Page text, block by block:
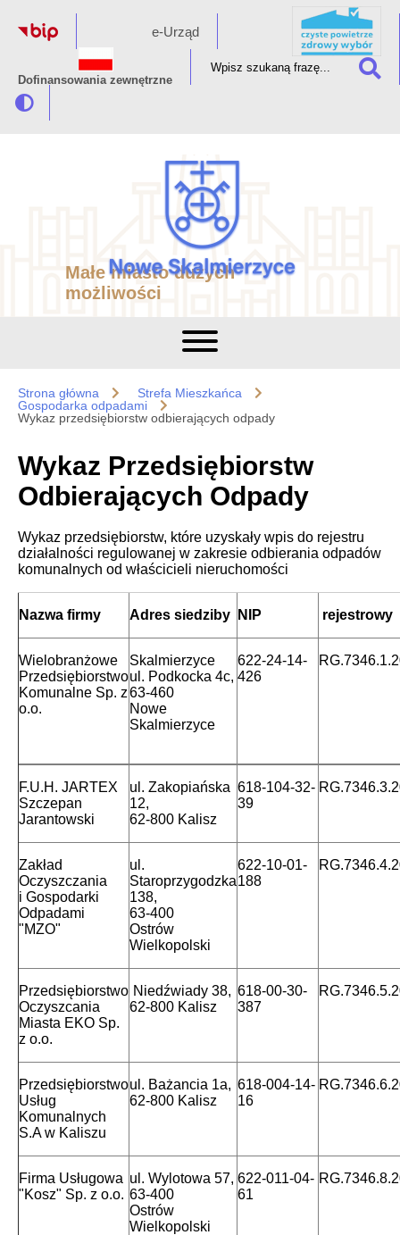
e-Urząd
Dofinansowania zewnętrzne
Małe miasto dużych
możliwości
Strona główna
Strefa Mieszkańca
Gospodarka odpadami
Wykaz przedsiębiorstw odbierających odpady
Wykaz Przedsiębiorstw
Odbierających Odpady
Wykaz przedsiębiorstw, które uzyskały wpis do rejestru
działalności regulowanej w zakresie odbierania odpadów
komunalnych od właścicieli nieruchomości
Nazwa firmy Adres siedziby NIP rejestrowy
Wielobranżowe
Przedsiębiorstwo
Komunalne Sp. z
o.o.
Skalmierzyce
ul. Podkocka 4c,
63-460
Nowe
Skalmierzyce
622-24-14-
426
F.U.H. JARTEX
Szczepan
Jarantowski
ul. Zakopiańska
12,
62-800 Kalisz
618-104-32-
39
Zakład
Oczyszczania
i Gospodarki
Odpadami
"MZO"
ul.
Staroprzygodzka
138,
63-400
Ostrów
Wielkopolski
622-10-01-
188
Przedsiębiorstwo
Oczyszcania
Miasta EKO Sp.
z o.o.
Niedźwiady 38,
62-800 Kalisz
618-00-30-
387
Przedsiębiorstwo
Usług
Komunalnych
S.A w Kaliszu
ul. Bażancia 1a,
62-800 Kalisz
618-004-14-
16
Firma Usługowa
"Kosz" Sp. z o.o.
ul. Wylotowa 57,
63-400
Ostrów
Wielkopolski
622-011-04-
61